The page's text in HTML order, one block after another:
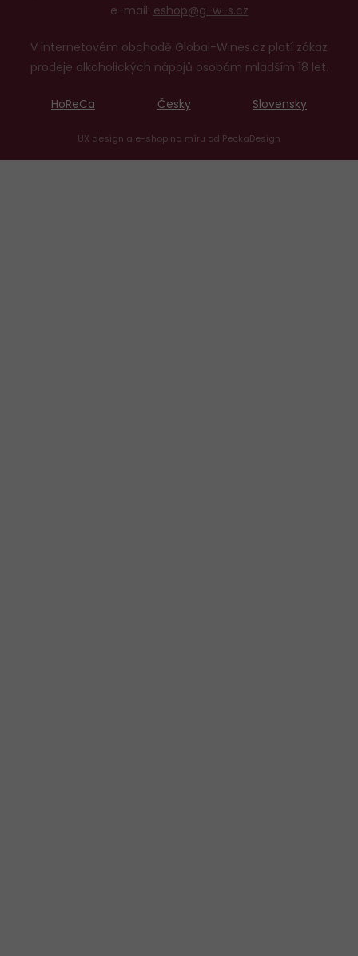
e-mail: eshop@g-w-s.cz
V internetovém obchodě Global-Wines.cz platí zákaz
prodeje alkoholických nápojů osobám mladším 18 let.
HoReCa Česky Slovensky
UX design a e-shop na míru od PeckaDesign